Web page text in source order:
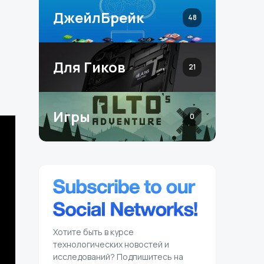
ДжейлБрейк 48
Для Гиков 21
Игры 0
Хотите быть в курсе
технологических новостей и
исследований? Подпишитесь на